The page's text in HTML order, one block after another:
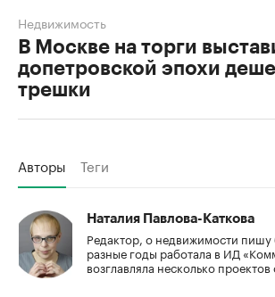
В Москве на торги
допетровской эпохи
трешки
Недвижимость
Авторы Теги
Наталия Павлова-Каткова
Редактор, о недвижимости пишу
разные годы работала в ИД
возглавляла несколько